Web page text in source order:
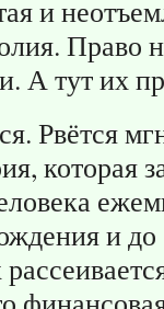
и
Право
А тут их
Рвётся
которая
и